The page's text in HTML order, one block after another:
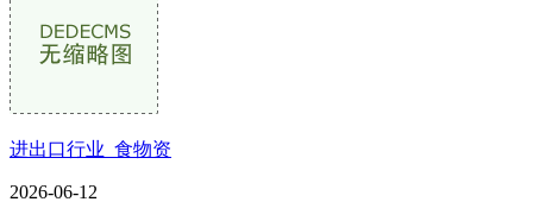
进出口行业_食物资
2026-06-12